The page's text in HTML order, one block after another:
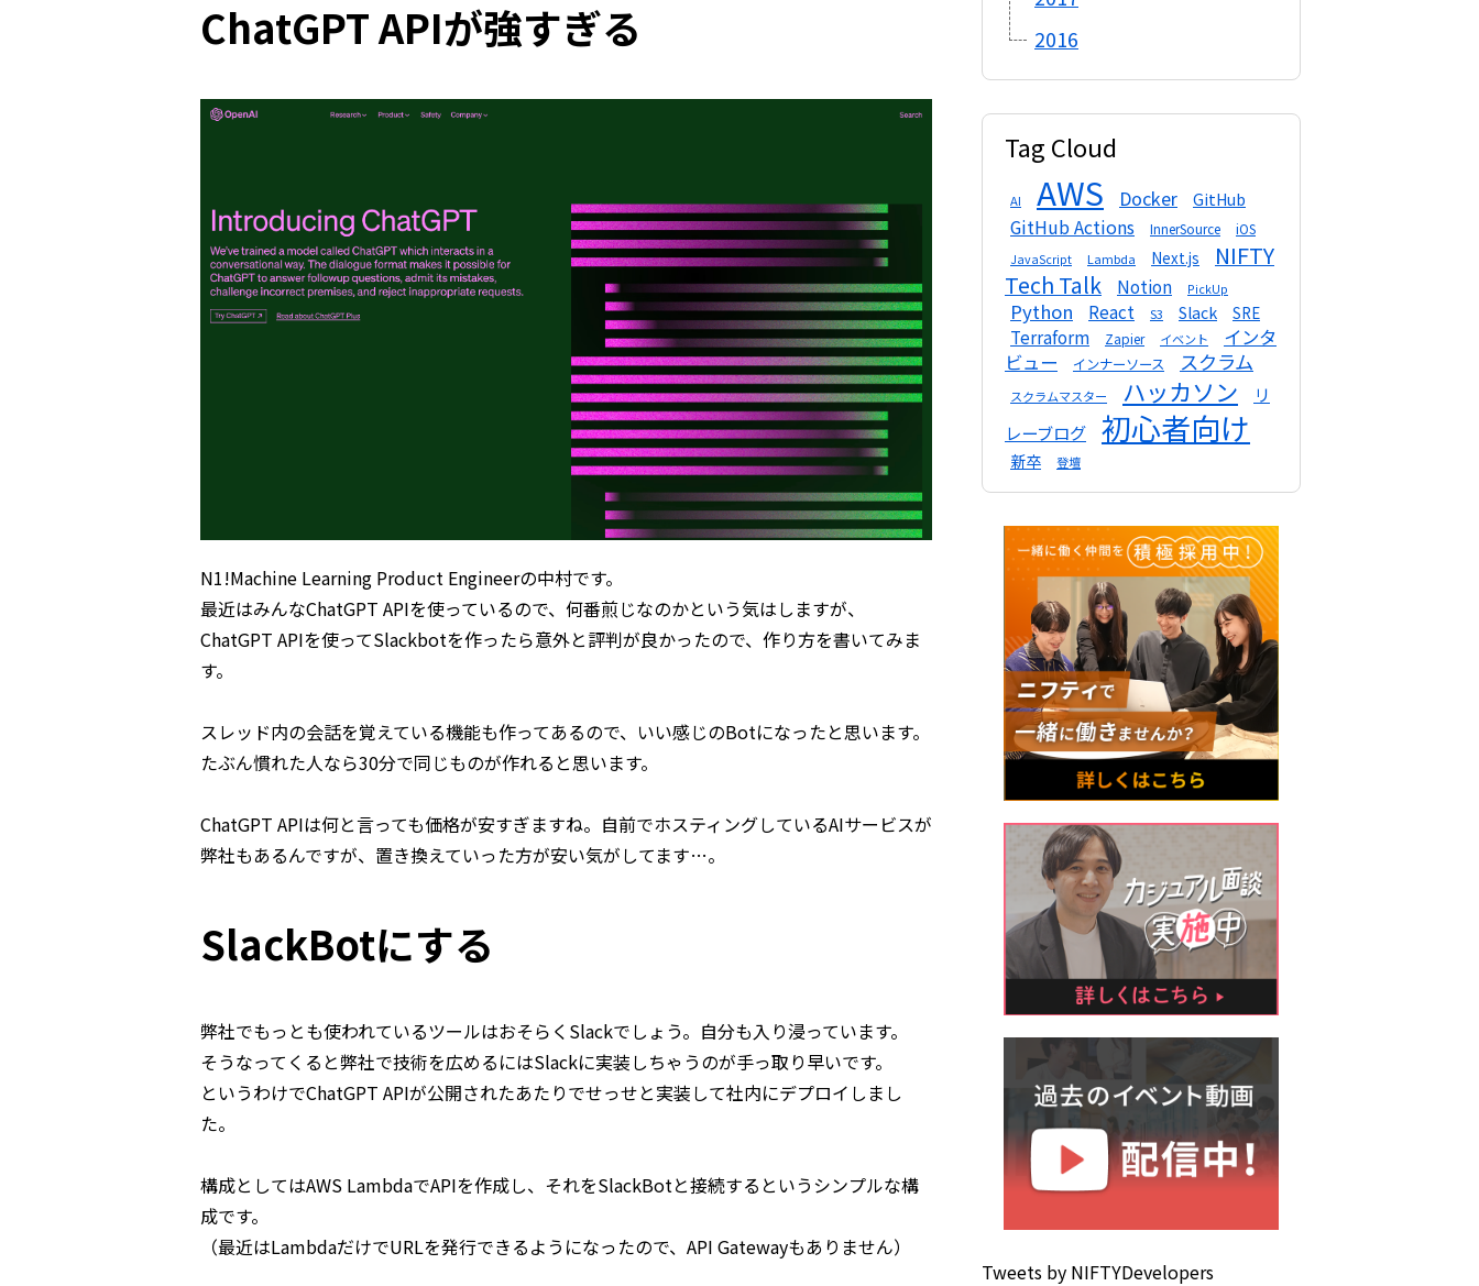
ChatGPT APIが強すぎる
N1!Machine Learning Product Engineerの中村です。
最近はみんなChatGPT APIを使っているので、何番煎じなのかという気はしますが、
ChatGPT APIを使ってSlackbotを作ったら意外と評判が良かったので、作り方を書いてみま
す。
スレッド内の会話を覚えている機能も作ってあるので、いい感じのBotになったと思います。
たぶん慣れた人なら30分で同じものが作れると思います。
ChatGPT APIは何と言っても価格が安すぎますね。自前でホスティングしているAIサービスが
弊社もあるんですが、置き換えていった方が安い気がしてます…。
SlackBotにする
弊社でもっとも使われているツールはおそらくSlackでしょう。自分も入り浸っています。
そうなってくると弊社で技術を広めるにはSlackに実装しちゃうのが手っ取り早いです。
というわけでChatGPT APIが公開されたあたりでせっせと実装して社内にデプロイしまし
た。
構成としてはAWS LambdaでAPIを作成し、それをSlackBotと接続するというシンプルな構
成です。
（最近はLambdaだけでURLを発行できるようになったので、API Gatewayもありません）
2016
Tag Cloud
AI AWS Docker GitHub
GitHub Actions InnerSource iOS
JavaScript Lambda Next.js
NIFTY
Tech Talk
Notion PickUp
Python React S3 Slack SRE
Terraform Zapier イベント
インタ
ビュー
インナーソース スクラム
スクラムマスター ハッカソン
リ
レーブログ
初心者向け
新卒 登壇
Tweets by NIFTYDevelopers